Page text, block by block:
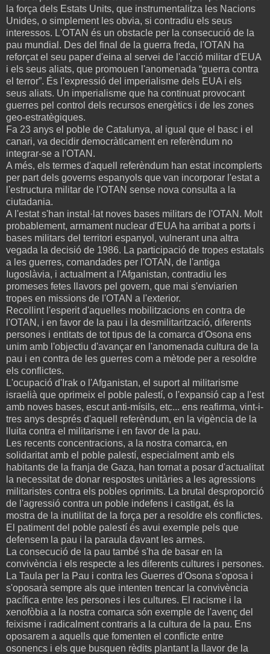
la força dels Estats Units, que instrumentalitza les Nacions
Unides, o simplement les obvia, si contradiu els seus
interessos. L'OTAN és un obstacle per la consecució de la
pau mundial. Des del final de la guerra freda, l'OTAN ha
reforçat el seu paper d'eina al servei de l'acció militar d'EUA
i els seus aliats, que promouen l'anomenada “guerra contra
el terror”. És l'expressió del imperialisme dels EUA i els
seus aliats. Un imperialisme que ha continuat provocant
guerres pel control dels recursos energètics i de les zones
geo-estratègiques.
Fa 23 anys el poble de Catalunya, al igual que el basc i el
canari, va decidir democràticament en referèndum no
integrar-se a l'OTAN.
A més, els termes d'aquell referèndum han estat incomplerts
per part dels governs espanyols que van incorporar l'estat a
l'estructura militar de l'OTAN sense nova consulta a la
ciutadania.
A l'estat s'han instal·lat noves bases militars de l'OTAN. Molt
probablement, armament nuclear d'EUA ha arribat a ports i
bases militars del territori espanyol, vulnerant una altra
vegada la decisió de 1986. La participació de tropes estatals
a les guerres, comandades per l'OTAN, de l'antiga
Iugoslàvia, i actualment a l'Afganistan, contradiu les
promeses fetes llavors pel govern, que mai s'enviarien
tropes en missions de l'OTAN a l'exterior.
Recollint l'esperit d'aquelles mobilitzacions en contra de
l'OTAN, i en favor de la pau i la desmilitarització, diferents
persones i entitats de tot tipus de la comarca d'Osona ens
unim amb l'objectiu d'avançar en l'anomenada cultura de la
pau i en contra de les guerres com a mètode per a resoldre
els conflictes.
L'ocupació d'Irak o l'Afganistan, el suport al militarisme
israelià que oprimeix el poble palestí, o l'expansió cap a l'est
amb noves bases, escut anti-mísils, etc... ens reafirma, vint-i-
tres anys després d'aquell referèndum, en la vigència de la
lluita contra el militarisme i en favor de la pau.
Les recents concentracions, a la nostra comarca, en
solidaritat amb el poble palestí, especialment amb els
habitants de la franja de Gaza, han tornat a posar d'actualitat
la necessitat de donar respostes unitàries a les agressions
militaristes contra els pobles oprimits. La brutal desproporció
de l'agressió contra un poble indefens i castigat, és la
mostra de la inutilitat de la força per a resoldre els conflictes.
El patiment del poble palestí és avui exemple pels que
defensem la pau i la paraula davant les armes.
La consecució de la pau també s'ha de basar en la
convivència i els respecte a les diferents cultures i persones.
La Taula per la Pau i contra les Guerres d'Osona s'oposa i
s'oposarà sempre als que intenten trencar la convivència
pacífica entre les persones i les cultures. El racisme i la
xenofòbia a la nostra comarca són exemple de l'avenç del
feixisme i radicalment contraris a la cultura de la pau. Ens
oposarem a aquells que fomenten el conflicte entre
osonencs i els que busquen rèdits plantant la llavor de la